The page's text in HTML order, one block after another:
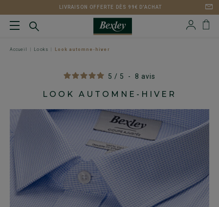
LIVRAISON OFFERTE DÈS 99€ D'ACHAT
Accueil Looks Look automne-hiver
5 / 5 - 8 avis
LOOK AUTOMNE-HIVER